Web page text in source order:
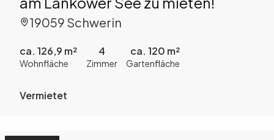
19059 Schwerin
ca. 126,9 m²
Wohnfläche
4
Zimmer
ca. 120 m²
Gartenfläche
Vermietet